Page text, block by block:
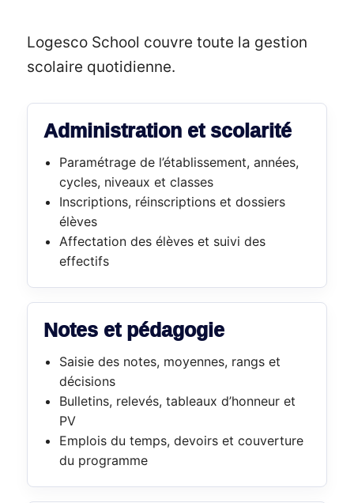
Logesco School couvre toute la gestion
scolaire quotidienne.
Administration et scolarité
Paramétrage de l’établissement, années,
cycles, niveaux et classes
Inscriptions, réinscriptions et dossiers
élèves
Affectation des élèves et suivi des
effectifs
Notes et pédagogie
Saisie des notes, moyennes, rangs et
décisions
Bulletins, relevés, tableaux d’honneur et
PV
Emplois du temps, devoirs et couverture
du programme